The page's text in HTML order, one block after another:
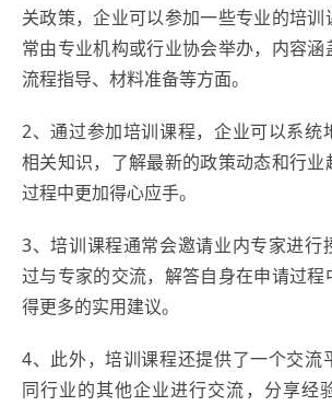
关政策，企业可以参加一些专业的培训
常由专业机构或行业协会举办，内容
流程指导、材料准备等方面。
2、通过参加培训课程，企业可以系统
相关知识，了解最新的政策动态和行
过程中更加得心应手。
3、培训课程通常会邀请业内专家进行
过与专家的交流，解答自身在申请过程
得更多的实用建议。
4、此外，培训课程还提供了一个交流
同行业的其他企业进行交流，分享经